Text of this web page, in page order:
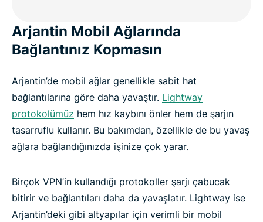
Arjantin Mobil Ağlarında
Bağlantınız Kopmasın
Arjantin’de mobil ağlar genellikle sabit hat
bağlantılarına göre daha yavaştır. Lightway
protokolümüz hem hız kaybını önler hem de şarjın
tasarruflu kullanır. Bu bakımdan, özellikle de bu yavaş
ağlara bağlandığınızda işinize çok yarar.
Birçok VPN’in kullandığı protokoller şarjı çabucak
bitirir ve bağlantıları daha da yavaşlatır. Lightway ise
Arjantin’deki gibi altyapılar için verimli bir mobil